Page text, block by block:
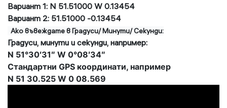
Вариант 1: N 51.51000 W 0.13454
Вариант 2: 51.51000 -0.13454
Ако въвеждате в Градуси/ Минути/ Секунди:
Градуси, минути и секунди, например:
N 51°30′31″ W 0°08′34″
Стандартни GPS координати, например
N 51 30.525 W 0 08.569